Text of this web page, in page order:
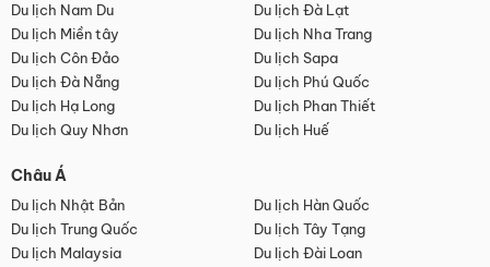
Du lịch Nam Du
Du lịch Đà Lạt
Du lịch Miền tây
Du lịch Nha Trang
Du lịch Côn Đảo
Du lịch Sapa
Du lịch Đà Nẵng
Du lịch Phú Quốc
Du lịch Hạ Long
Du lịch Phan Thiết
Du lịch Quy Nhơn
Du lịch Huế
Châu Á
Du lịch Nhật Bản
Du lịch Hàn Quốc
Du lịch Trung Quốc
Du lịch Tây Tạng
Du lịch Malaysia
Du lịch Đài Loan